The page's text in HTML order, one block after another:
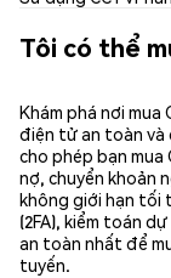
Tôi có thể
Khám phá nơi mua
điện tử an toàn và
cho phép bạn
nợ, chuyển khoản
không giới hạn tối
(2FA), kiểm toán
an toàn nhất để
tuyến.